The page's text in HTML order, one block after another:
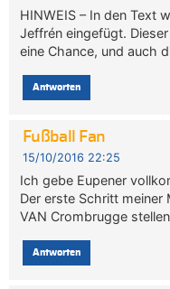
HINWEIS – In den Text
Jeffrén eingefügt.
eine Chance, und auch
Antworten
Fußball Fan
15/10/2016 22:25
Ich gebe Eupener
Der erste Schritt meiner
VAN Crombrugge stellen
Antworten